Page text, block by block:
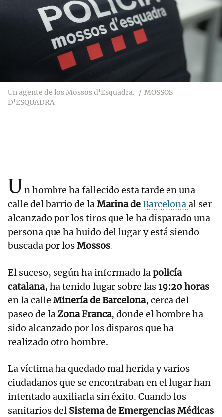
Un agente de los Mossos d'Esquadra.
MOSSOS
D'ESQUADRA
Un hombre ha fallecido esta tarde en una
calle del barrio de laMarina deBarcelonaal ser
alcanzado por los tiros que le ha disparado una
persona que ha huido del lugar y está siendo
buscada por losMossos.
El suceso, según ha informado lapolicía
catalana, ha tenido lugar sobre las19:20 horas
en la calle Minería de Barcelona, cerca del
paseo de laZona Franca, donde el hombre ha
sido alcanzado por los disparos que ha
realizado otro hombre.
La víctima ha quedado mal herida y varios
ciudadanos que se encontraban en el lugar han
intentado auxiliarla sin éxito. Cuando los
sanitarios del Sistema de Emergencias Médicas